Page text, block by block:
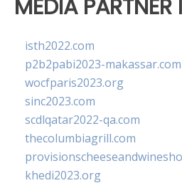
MEDIA PARTNER
isth2022.com
p2b2pabi2023-makassar.com
wocfparis2023.org
sinc2023.com
scdlqatar2022-qa.com
thecolumbiagrill.com
khedi2023.org